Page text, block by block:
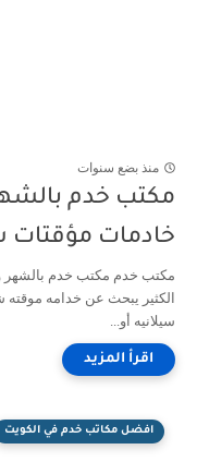
منذ بضع سنوات
مكتب خدم
خادمات
مكتب خدم مكتب خدم بالشهر
الكثير يبحث عن خدامه
سيلانيه أو...
افضل مكاتب خدم في الكويت